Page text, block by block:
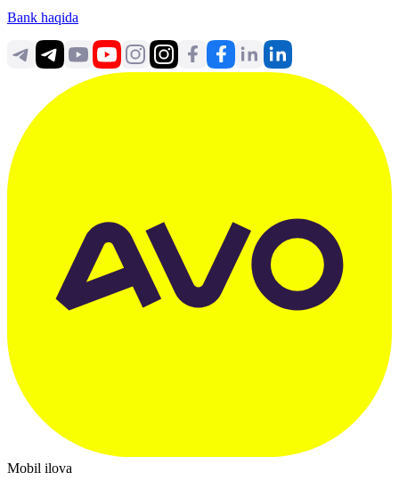
Bank haqida
Mobil ilova